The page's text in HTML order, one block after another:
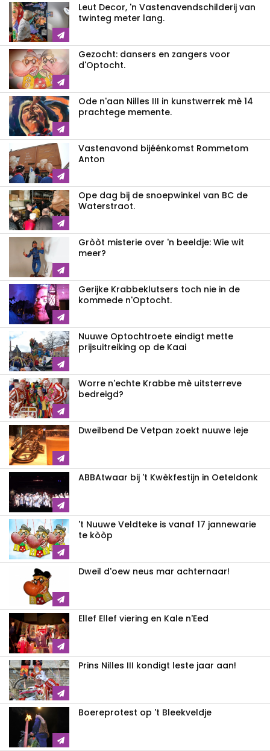
Leut Decor, 'n Vastenavendschilderij van
twinteg meter lang.
Gezocht: dansers en zangers voor
d'Optocht.
Ode n'aan Nilles III in kunstwerrek mè 14
prachtege memente.
Vastenavond bijéénkomst Rommetom
Anton
Ope dag bij de snoepwinkel van BC de
Waterstraot.
Gròòt misterie over 'n beeldje: Wie wit
meer?
Gerijke Krabbeklutsers toch nie in de
kommede n'Optocht.
Nuuwe Optochtroete eindigt mette
prijsuitreiking op de Kaai
Worre n'echte Krabbe mè uitsterreve
bedreigd?
Dweilbend De Vetpan zoekt nuuwe leje
ABBAtwaar bij 't Kwèkfestijn in Oeteldonk
't Nuuwe Veldteke is vanaf 17 jannewarie
te kòòp
Dweil d'oew neus mar achternaar!
Ellef Ellef viering en Kale n'Eed
Prins Nilles III kondigt leste jaar aan!
Boereprotest op 't Bleekveldje